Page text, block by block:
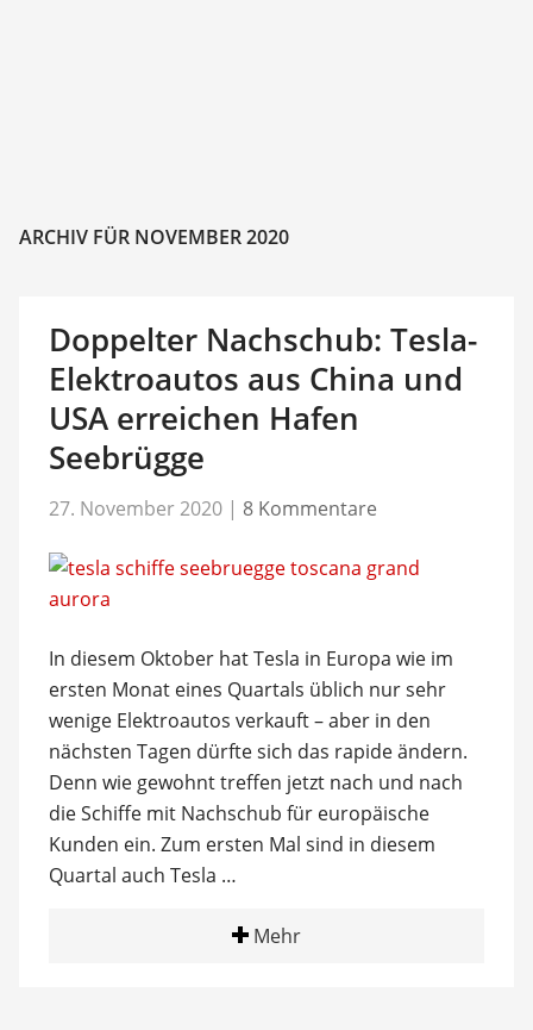
ARCHIV FÜR NOVEMBER 2020
Doppelter Nachschub: Tesla-
Elektroautos aus China und
USA erreichen Hafen
Seebrügge
27. November 2020 | 8 Kommentare
In diesem Oktober hat Tesla in Europa wie im
ersten Monat eines Quartals üblich nur sehr
wenige Elektroautos verkauft – aber in den
nächsten Tagen dürfte sich das rapide ändern.
Denn wie gewohnt treffen jetzt nach und nach
die Schiffe mit Nachschub für europäische
Kunden ein. Zum ersten Mal sind in diesem
Quartal auch Tesla …
Mehr